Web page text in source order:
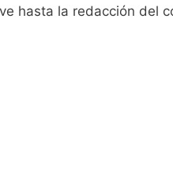
hasta la redacción del